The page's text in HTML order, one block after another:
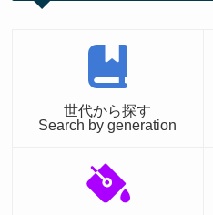
世代から探す
Search by generation